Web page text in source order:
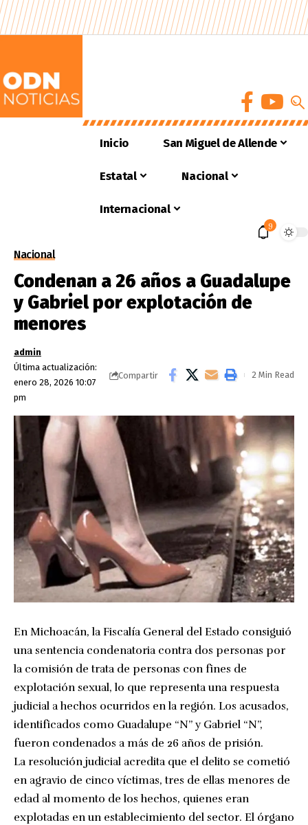
Inicio San Miguel de Allende
Estatal Nacional
Internacional
9
Nacional
Condenan a 26 años a Guadalupe
y Gabriel por explotación de
menores
Última actualización:
enero 28, 2026 10:07
pm
admin
Compartir 2 Min Read
En Michoacán, la Fiscalía General del Estado consiguió
una sentencia condenatoria contra dos personas por
la comisión de trata de personas con fines de
explotación sexual, lo que representa una respuesta
judicial a hechos ocurridos en la región. Los acusados,
identificados como Guadalupe “N” y Gabriel “N”,
fueron condenados a más de 26 años de prisión.
La resolución judicial acredita que el delito se cometió
en agravio de cinco víctimas, tres de ellas menores de
edad al momento de los hechos, quienes eran
explotadas en un establecimiento del sector. El órgano